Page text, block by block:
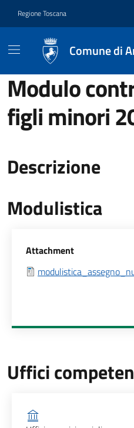
Regione Toscana
Comune di
Modulo
figli minori
Descrizione
Modulistica
Allegati
Attachment
Uffici